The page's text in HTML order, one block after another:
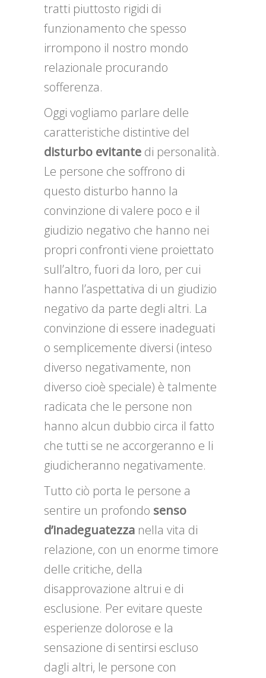
tratti piuttosto rigidi di
funzionamento che spesso
irrompono il nostro mondo
relazionale procurando
sofferenza.
Oggi vogliamo parlare delle
caratteristiche distintive del
disturbo evitante di personalità.
Le persone che soffrono di
questo disturbo hanno la
convinzione di valere poco e il
giudizio negativo che hanno nei
propri confronti viene proiettato
sull’altro, fuori da loro, per cui
hanno l’aspettativa di un giudizio
negativo da parte degli altri. La
convinzione di essere inadeguati
o semplicemente diversi (inteso
diverso negativamente, non
diverso cioè speciale) è talmente
radicata che le persone non
hanno alcun dubbio circa il fatto
che tutti se ne accorgeranno e li
giudicheranno negativamente.
Tutto ciò porta le persone a
sentire un profondo senso
d’inadeguatezza nella vita di
relazione, con un enorme timore
delle critiche, della
disapprovazione altrui e di
esclusione. Per evitare queste
esperienze dolorose e la
sensazione di sentirsi escluso
dagli altri, le persone con